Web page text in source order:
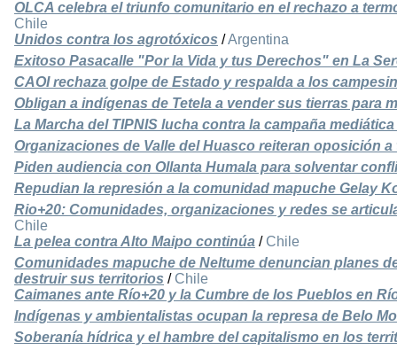
OLCA celebra el triunfo comunitario en el rechazo a
Chile
Unidos contra los agrotóxicos /Argentina
Exitoso Pasacalle "Por la Vida y tus Derechos" en La
CAOI rechaza golpe de Estado y respalda a los
Obligan a indígenas de Tetela a vender sus tierras para
La Marcha del TIPNIS lucha contra la campaña
Organizaciones de Valle del Huasco reiteran oposición
Piden audiencia con Ollanta Humala para solventar
Repudian la represión a la comunidad mapuche Gelay
Rio+20: Comunidades, organizaciones y redes se
Chile
La pelea contra Alto Maipo continúa / Chile
Comunidades mapuche de Neltume denuncian planes
destruir sus territorios / Chile
Caimanes ante Río+20 y la Cumbre de los Pueblos en
Indígenas y ambientalistas ocupan la represa de Belo
Soberanía hídrica y el hambre del capitalismo en los